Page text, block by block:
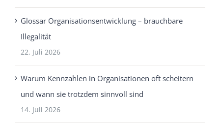
Glossar Organisationsentwicklung – brauchbare
Illegalität
22. Juli 2026
Warum Kennzahlen in Organisationen oft scheitern
und wann sie trotzdem sinnvoll sind
14. Juli 2026